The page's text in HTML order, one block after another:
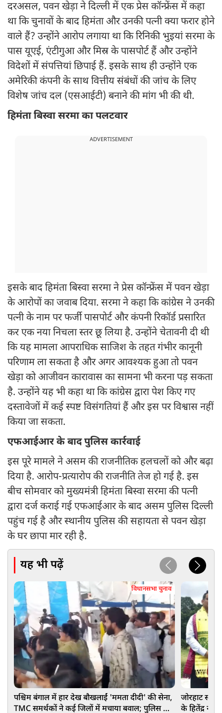
दरअसल, पवन खेड़ा ने दिल्ली में एक प्रेस कॉन्फ्रेंस में कहा
था कि चुनावों के बाद हिमंता और उनकी पत्नी क्या फरार होने
वाले हैं? उन्होंने आरोप लगाया था कि रिनिकी भुइयां सरमा के
पास यूएई, एंटीगुआ और मिस्र के पासपोर्ट हैं और उन्होंने
विदेशों में संपत्तियां छिपाई हैं. इसके साथ ही उन्होंने एक
अमेरिकी कंपनी के साथ वित्तीय संबंधों की जांच के लिए
विशेष जांच दल (एसआईटी) बनाने की मांग भी की थी.
हिमंता बिस्वा सरमा का पलटवार
ADVERTISEMENT
इसके बाद हिमंता बिस्वा सरमा ने प्रेस कॉन्फ्रेंस में पवन खेड़ा
के आरोपों का जवाब दिया. सरमा ने कहा कि कांग्रेस ने उनकी
पत्नी के नाम पर फर्जी पासपोर्ट और कंपनी रिकॉर्ड प्रसारित
कर एक नया निचला स्तर छू लिया है. उन्होंने चेतावनी दी थी
कि यह मामला आपराधिक साजिश के तहत गंभीर कानूनी
परिणाम ला सकता है और अगर आवश्यक हुआ तो पवन
खेड़ा को आजीवन कारावास का सामना भी करना पड़ सकता
है. उन्होंने यह भी कहा था कि कांग्रेस द्वारा पेश किए गए
दस्तावेजों में कई स्पष्ट विसंगतियां हैं और इस पर विश्वास नहीं
किया जा सकता.
एफआईआर के बाद पुलिस कार्रवाई
इस पूरे मामले ने असम की राजनीतिक हलचलों को और बढ़ा
दिया है. आरोप-प्रत्यारोप की राजनीति तेज हो गई है. इस
बीच सोमवार को मुख्यमंत्री हिमंता बिस्वा सरमा की पत्नी
द्वारा दर्ज कराई गई एफआईआर के बाद असम पुलिस दिल्ली
पहुंच गई है और स्थानीय पुलिस की सहायता से पवन खेड़ा
के घर छापा मार रही है.
यह भी पढ़ें
विधानसभा चुनाव
पश्चिम बंगाल में हार देख बौखलाईं 'ममता दीदी' की सेना,
TMC समर्थकों ने कई जिलों में मचाया बवाल; पुलिस को
जोरहाट सीट
के हितेंद्र